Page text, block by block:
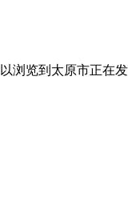
浏览到太原市正在